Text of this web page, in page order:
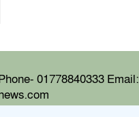
01778840333 Email: